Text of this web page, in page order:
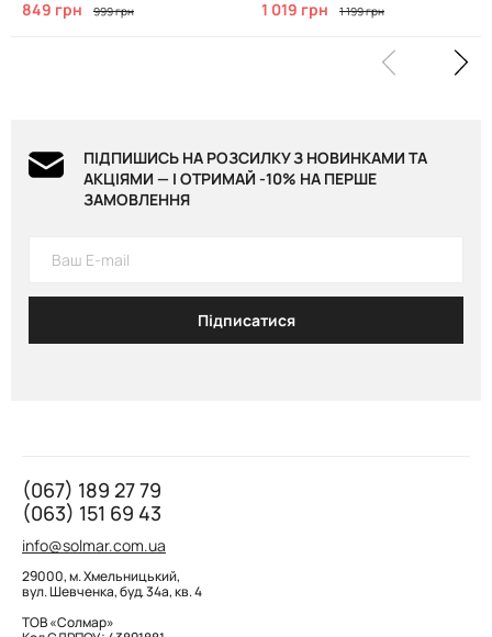
849 грн 999 грн 1 019 грн 1 199 грн
ПІДПИШИСЬ НА РОЗСИЛКУ З НОВИНКАМИ ТА
АКЦІЯМИ — І ОТРИМАЙ -10% НА ПЕРШЕ
ЗАМОВЛЕННЯ
Підписатися
(067) 189 27 79
(063) 151 69 43
info@solmar.com.ua
29000, м. Хмельницький,
вул. Шевченка, буд. 34а, кв. 4
ТОВ «Солмар»